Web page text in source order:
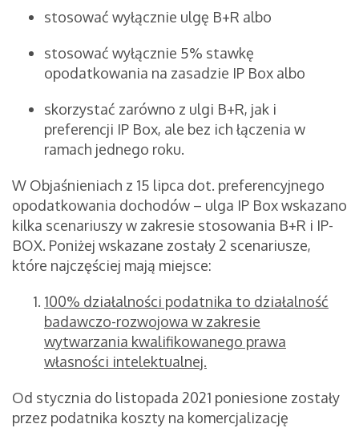
stosować wyłącznie ulgę B+R albo
stosować wyłącznie 5% stawkę
opodatkowania na zasadzie IP Box albo
skorzystać zarówno z ulgi B+R, jak i
preferencji IP Box, ale bez ich łączenia w
ramach jednego roku.
W Objaśnieniach z 15 lipca dot. preferencyjnego
opodatkowania dochodów – ulga IP Box wskazano
kilka scenariuszy w zakresie stosowania B+R i IP-
BOX. Poniżej wskazane zostały 2 scenariusze,
które najczęściej mają miejsce:
100% działalności podatnika to działalność
badawczo-rozwojowa w zakresie
wytwarzania kwalifikowanego prawa
własności intelektualnej.
Od stycznia do listopada 2021 poniesione zostały
przez podatnika koszty na komercjalizację